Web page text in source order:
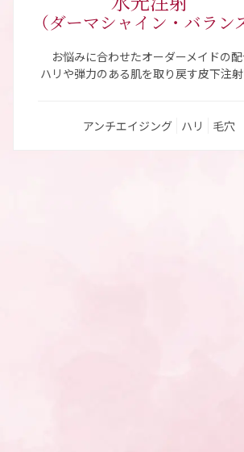
（ダーマシャイン ・バラン
お悩みに合わせたオーダーメイドの
ハリや弾力のある肌を取り戻す皮下注射
アンチエイジング ハリ 毛穴